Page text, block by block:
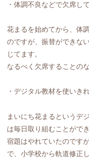
・体調不良などで欠席し
花まるを始めてから、体
のですが、振替ができな
じてます。
なるべく欠席することの
・デジタル教材を使いき
まいにち花まるというデ
は毎日取り組むことがで
宿題はやれていたのです
で、小学校から軌道修正